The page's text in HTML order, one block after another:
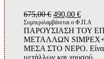
675,00€ Original
price
was:
675,00 €.
490,00 €Η
τιμή
είναι:
490,00
Συμπεριλαμβάνεται ο Φ.Π.Α
ΠΑΡΟΥΣΙΑΣΗ ΤΟΥ
ΜΕΤΑΛΛΩΝ
ΜΕΣΑ ΣΤΟ ΝΕΡΟ. Είναι ο